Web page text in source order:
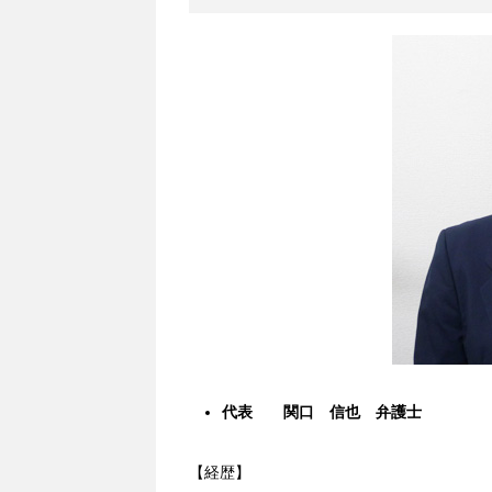
代表 関口 信也 弁護士
【経歴】